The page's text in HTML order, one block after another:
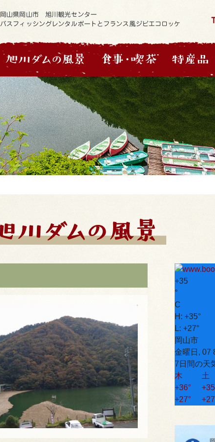
岡山県岡山市 旭川観光センター
バスフィッシングレンタルボートとフランス風ジビエコロッケ
+35
°
C
H: +35°
L: +27°
岡山市
金曜日, 07
7日間の天
木
土
+36° +
+27° +